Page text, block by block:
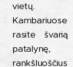
vietų.
Kambariuose
rasite švarią
patalynę,
rankšluoščius